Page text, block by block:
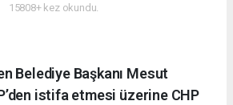
15808+ kez okundu.
Belediye Başkanı Mesut
istifa etmesi üzerine CHP